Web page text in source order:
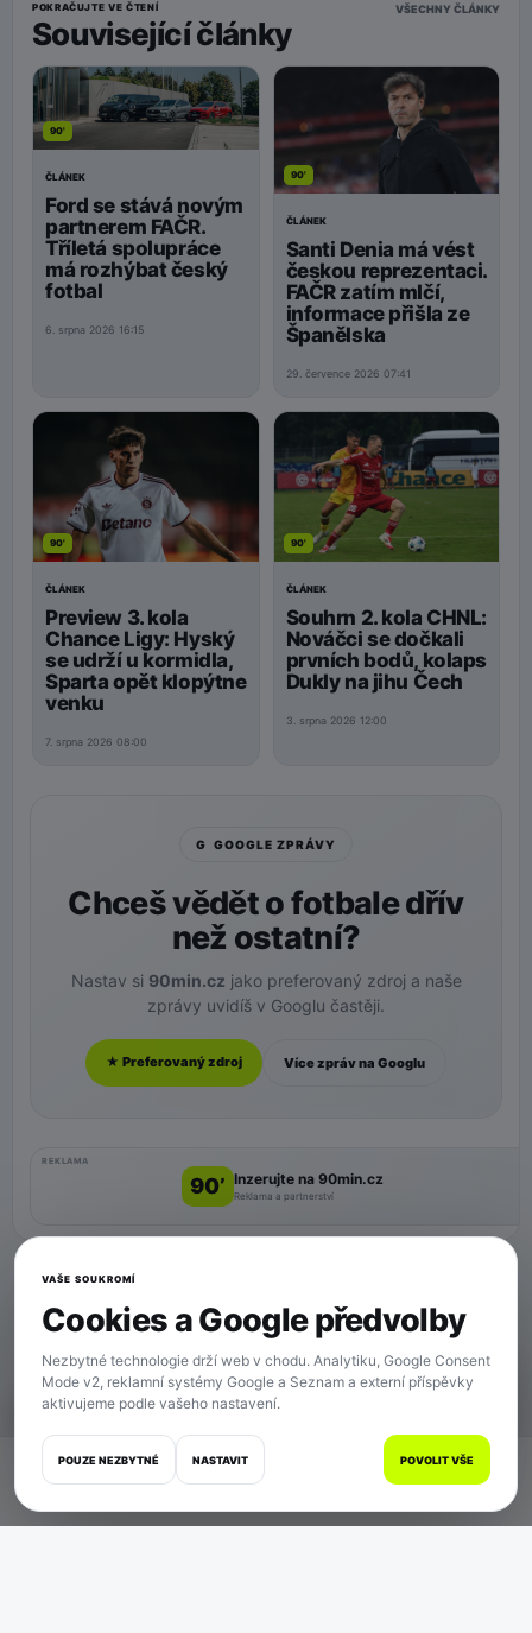
POKRAČUJTE VE ČTENÍ
Související články
VŠECHNY ČLÁNKY
90'
ČLÁNEK
Ford se stává novým
partnerem FAČR.
Tříletá spolupráce
má rozhýbat český
fotbal
6. srpna 2026 16:15
90'
ČLÁNEK
Santi Denia má vést
českou reprezentaci.
FAČR zatím mlčí,
informace přišla ze
Španělska
29. července 2026 07:41
90'
ČLÁNEK
Preview 3. kola
Chance Ligy: Hyský
se udrží u kormidla,
Sparta opět klopýtne
venku
7. srpna 2026 08:00
90'
ČLÁNEK
Souhrn 2. kola CHNL:
Nováčci se dočkali
prvních bodů, kolaps
Dukly na jihu Čech
3. srpna 2026 12:00
G GOOGLE ZPRÁVY
Chceš vědět o fotbale dřív
než ostatní?
Nastav si 90min.cz jako preferovaný zdroj a naše
zprávy uvidíš v Googlu častěji.
★ Preferovaný zdroj Více zpráv na Googlu
REKLAMA
90’ Inzerujte na 90min.cz
Reklama a partnerství
SOUKROMÍ
VAŠE SOUKROMÍ
Cookies a Google předvolby
Nezbytné technologie drží web v chodu. Analytiku, Google Consent
Mode v2, reklamní systémy Google a Seznam a externí příspěvky
aktivujeme podle vašeho nastavení.
POUZE NEZBYTNÉ NASTAVIT POVOLIT VŠE